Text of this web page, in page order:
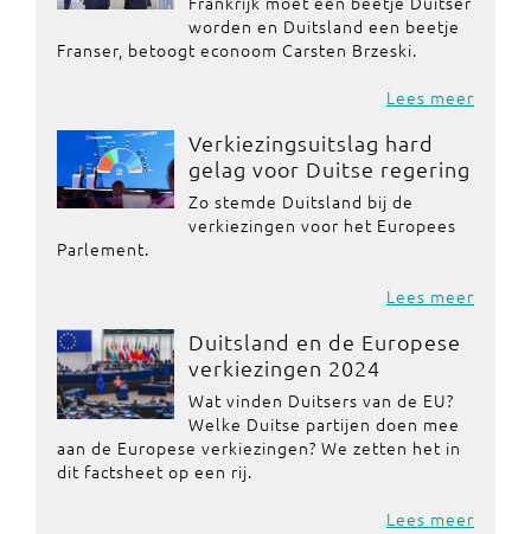
worden en Duitsland een beetje
Franser, betoogt econoom Carsten Brzeski.
Lees meer
Verkiezingsuitslag hard
gelag voor Duitse regering
Zo stemde Duitsland bij de
verkiezingen voor het Europees
Parlement.
Lees meer
Duitsland en de Europese
verkiezingen 2024
Wat vinden Duitsers van de EU?
Welke Duitse partijen doen mee
aan de Europese verkiezingen? We zetten het in
dit factsheet op een rij.
Lees meer